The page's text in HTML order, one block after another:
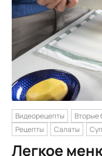
Видеорецепты Вторые
Рецепты
Салаты
Легкое